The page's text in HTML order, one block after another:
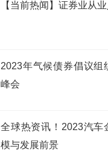
【当前热闻】证券业从
2023年气候债券倡议组
峰会
全球热资讯！2023汽车
模与发展前景